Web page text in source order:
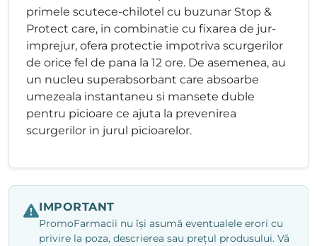
primele scutece-chilotel cu buzunar Stop &
Protect care, in combinatie cu fixarea de jur-
imprejur, ofera protectie impotriva scurgerilor
de orice fel de pana la 12 ore. De asemenea, au
un nucleu superabsorbant care absoarbe
umezeala instantaneu si mansete duble
pentru picioare ce ajuta la prevenirea
scurgerilor in jurul picioarelor.
IMPORTANT
PromoFarmacii nu își asumă eventualele erori cu
privire la poza, descrierea sau prețul produsului. Vă